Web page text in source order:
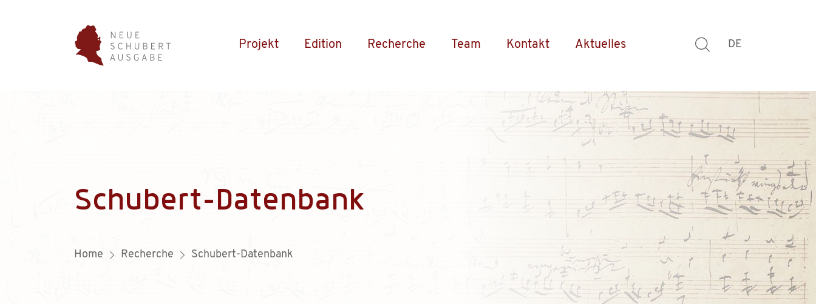
Projekt Edition Recherche Team Kontakt Aktuelles DE
Schubert-Datenbank
Home Recherche Schubert-Datenbank